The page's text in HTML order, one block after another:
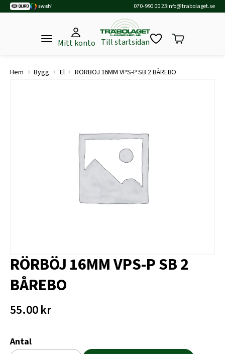
070-990 00 23info@trabolaget.se
Mitt konto Till startsidan
Hem › Bygg › El › RÖRBÖJ 16MM VPS-P SB 2 BÅREBO
RÖRBÖJ 16MM VPS-P SB 2
BÅREBO
55.00kr
Antal